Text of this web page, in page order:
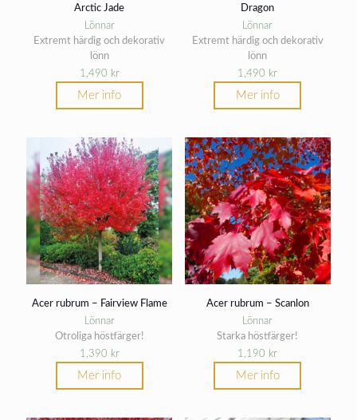
Arctic Jade
Lönnar
Extremt härdig och dekorativ
lönn
1,490 kr
Mer info
Dragon
Lönnar
Extremt härdig och dekorativ
lönn
1,490 kr
Mer info
Acer rubrum – Fairview Flame
Lönnar
Otroliga höstfärger!
1,390 kr
Mer info
Acer rubrum – Scanlon
Lönnar
Starka höstfärger!
1,190 kr
Mer info